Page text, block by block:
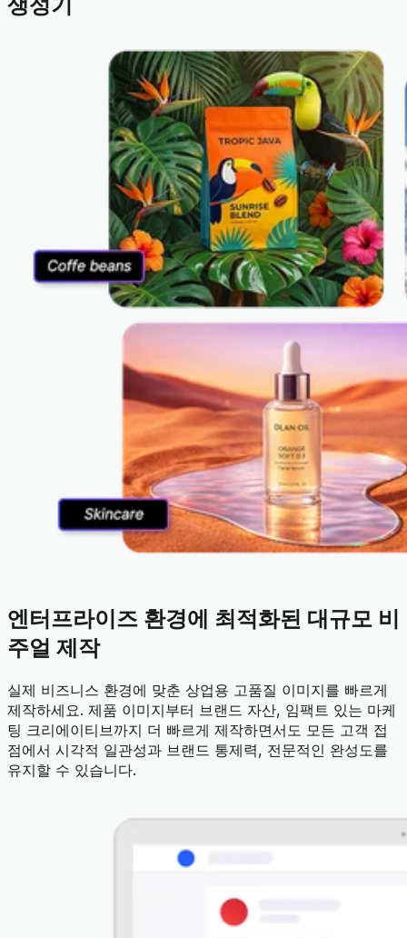
엔터프라이즈 환경에 최적화된 대규모 비
주얼 제작
실제 비즈니스 환경에 맞춘 상업용 고품질 이미지를 빠르게
제작하세요. 제품 이미지부터 브랜드 자산, 임팩트 있는 마케
팅 크리에이티브까지 더 빠르게 제작하면서도 모든 고객 접
점에서 시각적 일관성과 브랜드 통제력, 전문적인 완성도를
유지할 수 있습니다.